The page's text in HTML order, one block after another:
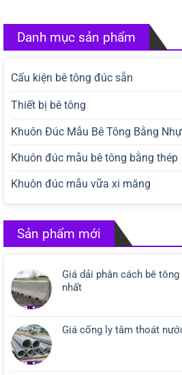
Danh mục sản phẩm
Cấu kiện bê tông đúc sẵn
Thiết bị bê tông
Khuôn Đúc Mẫu Bê Tông Bằng
Khuôn đúc mẫu bê tông bằng thép
Khuôn đúc mẫu vữa xi măng
Sản phẩm mới
Giá dải phân cách bê
nhất
Giá cống ly tâm thoát